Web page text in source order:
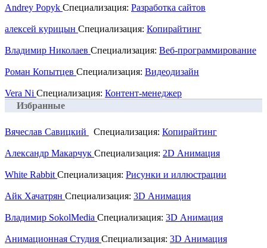
Andrey Popyk Специализация: Разработка сайтов
алексей курицын Специализация: Копирайтинг
Владимир Николаев Специализация: Веб-программирование
Роман Копытцев Специализация: Видеодизайн
Vera Ni Специализация: Контент-менеджер
Избранные
Вячеслав Савицкий Специализация: Копирайтинг
Александр Макарчук Специализация: 2D Анимация
White Rabbit Специализация: Рисунки и иллюстрации
Айк Хачатрян Специализация: 3D Анимация
Владимир SokolMedia Специализация: 3D Анимация
Aнимационная Cтудия Специализация: 3D Анимация